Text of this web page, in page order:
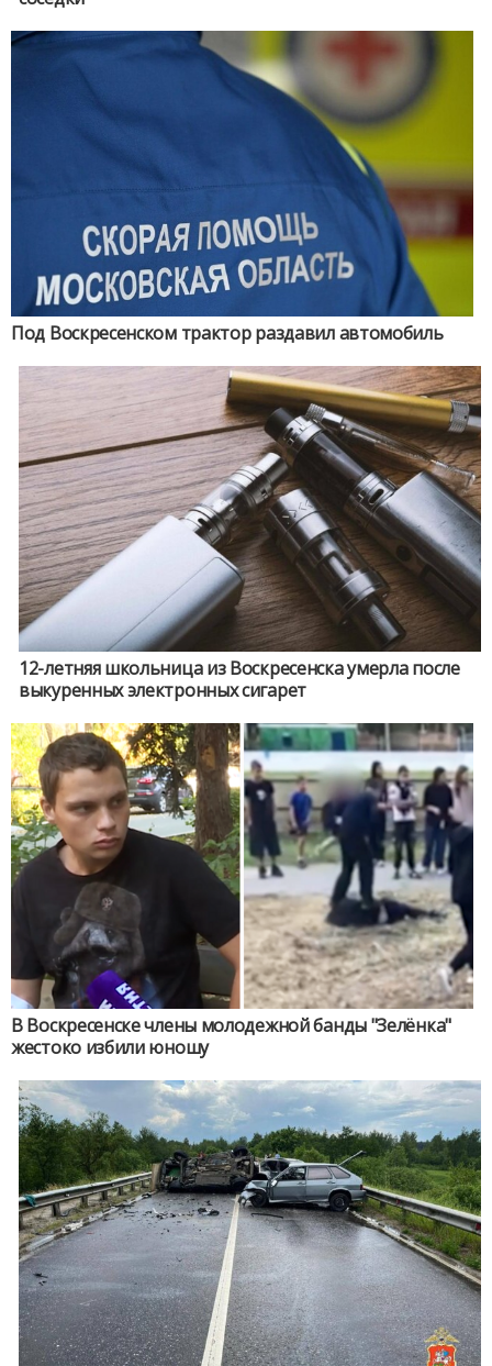
Под Воскресенском трактор раздавил автомобиль
12-летняя школьница из Воскресенска умерла после
выкуренных электронных сигарет
В Воскресенске члены молодежной банды "Зелёнка"
жестоко избили юношу